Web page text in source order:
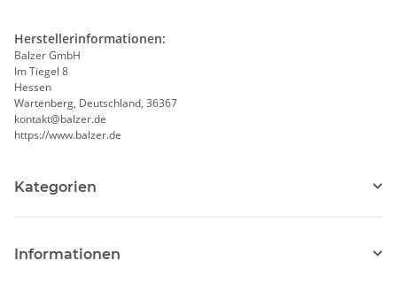
Herstellerinformationen:
Balzer GmbH
Im Tiegel 8
Hessen
Wartenberg, Deutschland, 36367
kontakt@balzer.de
https://www.balzer.de
Kategorien
Informationen